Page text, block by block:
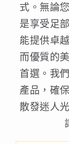
式。無論
是享受足
能提供卓
而優質的
首選。我
產品，確
散發迷人